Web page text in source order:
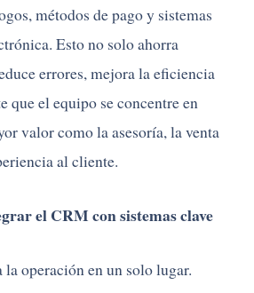
métodos de pago y sistemas
Esto no solo ahorra
errores, mejora la eficiencia
que el equipo se concentre en
valor como la asesoría, la venta
al cliente.
el CRM con sistemas clave
operación en un solo lugar.